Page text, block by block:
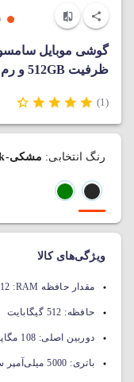
ظرفیت 512GB و رم 12GB
(1)
رنگ انتخابی: مشکی-phantom-black
ویژگی‌های کالا
مقدار حافظه RAM: 12 گیگابایت
حافظه: 512 گیگابایت
دوربین اصلی: 108 مگاپیکسل
باتری: 5000 میلی‌آمپر ساعت